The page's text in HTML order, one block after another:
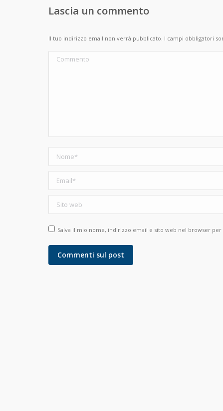
Lascia un commento
Il tuo indirizzo email non verrà pubblicato. I campi obbligatori
Commento
Nome *
Email *
Sito web
Salva il mio nome, indirizzo email e sito web nel browser
Commenti sul post